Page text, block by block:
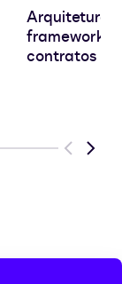
Arquitetura
frameworks
contratos
Previous
Next